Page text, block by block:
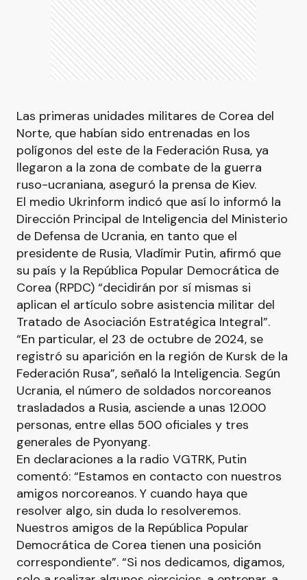
Las primeras unidades militares de Corea del
Norte, que habían sido entrenadas en los
polígonos del este de la Federación Rusa, ya
llegaron a la zona de combate de la guerra
ruso-ucraniana, aseguró la prensa de Kiev.
El medio Ukrinform indicó que así lo informó la
Dirección Principal de Inteligencia del Ministerio
de Defensa de Ucrania, en tanto que el
presidente de Rusia, Vladímir Putin, afirmó que
su país y la República Popular Democrática de
Corea (RPDC) “decidirán por sí mismas si
aplican el artículo sobre asistencia militar del
Tratado de Asociación Estratégica Integral”.
“En particular, el 23 de octubre de 2024, se
registró su aparición en la región de Kursk de la
Federación Rusa”, señaló la Inteligencia. Según
Ucrania, el número de soldados norcoreanos
trasladados a Rusia, asciende a unas 12.000
personas, entre ellas 500 oficiales y tres
generales de Pyonyang.
En declaraciones a la radio VGTRK, Putin
comentó: “Estamos en contacto con nuestros
amigos norcoreanos. Y cuando haya que
resolver algo, sin duda lo resolveremos.
Nuestros amigos de la República Popular
Democrática de Corea tienen una posición
correspondiente”. “Si nos dedicamos, digamos,